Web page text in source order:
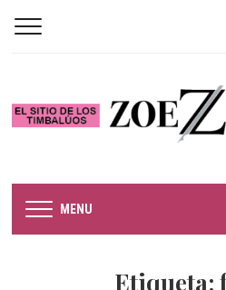
MENU
Etiqueta: